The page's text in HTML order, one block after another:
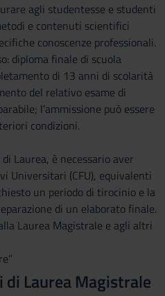
agli studentesse e studenti
e contenuti scientifici
conoscenze professionali.
diploma finale di scuola
di 13 anni di scolarità
del relativo esame di
l’ammissione può essere
condizioni.
Laurea, è necessario aver
Universitari (CFU), equivalenti
un periodo di tirocinio e la
di un elaborato finale.
Laurea Magistrale e agli altri
di Laurea Magistrale